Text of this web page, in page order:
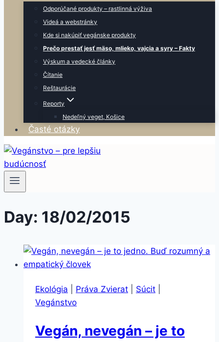
Odporúčané produkty – rastlinná výživa
Videá a webstránky
Kde si nakúpiť vegánske produkty
Prečo prestať jesť mäso, mlieko, vajcia a syry – Fakty
Výskum a vedecké články
Čítanie
Reštaurácie
Reporty
Nedeľný veget, Košice
Časté otázky
Day: 18/02/2015
Ekológia Práva Zvierat Súcit
Vegánstvo
Vegán, nevegán – je to